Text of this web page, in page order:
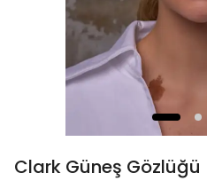
Clark Güneş Gözlüğü